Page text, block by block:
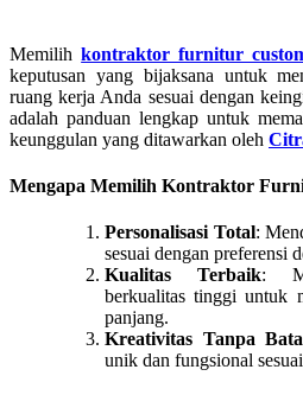
Memilihkontraktor furnitur
keputusan yang bijaksana untuk
ruang kerja Anda sesuai dengan
adalah panduan lengkap untuk
keunggulan yang ditawarkan oleh
Mengapa Memilih Kontraktor
Personalisasi Total:
sesuai dengan preferensi
Kualitas Terbaik:
berkualitas tinggi untuk
panjang.
Kreativitas Tanpa
unik dan fungsional